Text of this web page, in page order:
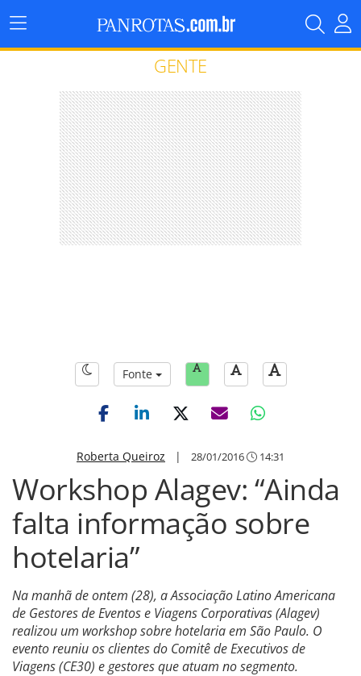
Menu
Principal
GENTE
Fonte
Roberta Queiroz | 28/01/2016 14:31
Workshop Alagev: “Ainda
falta informação sobre
hotelaria”
Na manhã de ontem (28), a Associação Latino Americana
de Gestores de Eventos e Viagens Corporativas (Alagev)
realizou um workshop sobre hotelaria em São Paulo. O
evento reuniu os clientes do Comitê de Executivos de
Viagens (CE30) e gestores que atuam no segmento.